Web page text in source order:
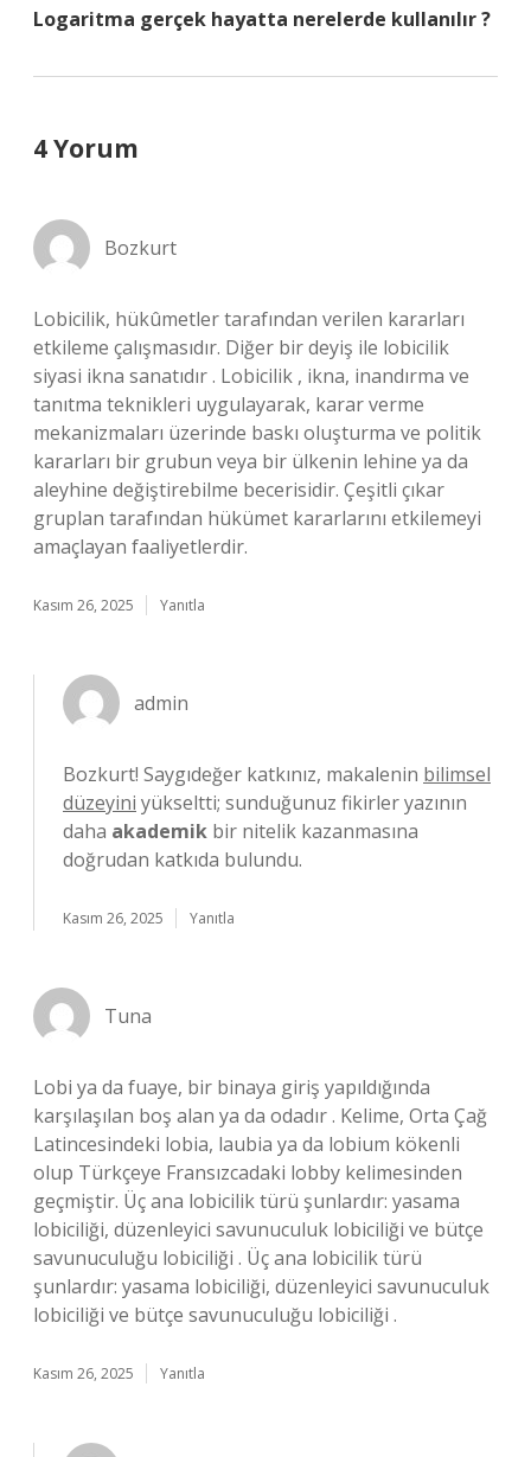
Logaritma gerçek hayatta nerelerde kullanılır ?
4 Yorum
Bozkurt
Lobicilik, hükûmetler tarafından verilen kararları
etkileme çalışmasıdır. Diğer bir deyiş ile lobicilik
siyasi ikna sanatıdır . Lobicilik , ikna, inandırma ve
tanıtma teknikleri uygulayarak, karar verme
mekanizmaları üzerinde baskı oluşturma ve politik
kararları bir grubun veya bir ülkenin lehine ya da
aleyhine değiştirebilme becerisidir. Çeşitli çıkar
gruplan tarafından hükümet kararlarını etkilemeyi
amaçlayan faaliyetlerdir.
Kasım 26, 2025 Yanıtla
admin
Bozkurt! Saygıdeğer katkınız, makalenin bilimsel
düzeyini yükseltti; sunduğunuz fikirler yazının
daha akademik bir nitelik kazanmasına
doğrudan katkıda bulundu.
Kasım 26, 2025 Yanıtla
Tuna
Lobi ya da fuaye, bir binaya giriş yapıldığında
karşılaşılan boş alan ya da odadır . Kelime, Orta Çağ
Latincesindeki lobia, laubia ya da lobium kökenli
olup Türkçeye Fransızcadaki lobby kelimesinden
geçmiştir. Üç ana lobicilik türü şunlardır: yasama
lobiciliği, düzenleyici savunuculuk lobiciliği ve bütçe
savunuculuğu lobiciliği . Üç ana lobicilik türü
şunlardır: yasama lobiciliği, düzenleyici savunuculuk
lobiciliği ve bütçe savunuculuğu lobiciliği .
Kasım 26, 2025 Yanıtla